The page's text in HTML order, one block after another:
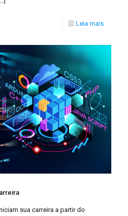
Leia mais
sua carreira a partir do